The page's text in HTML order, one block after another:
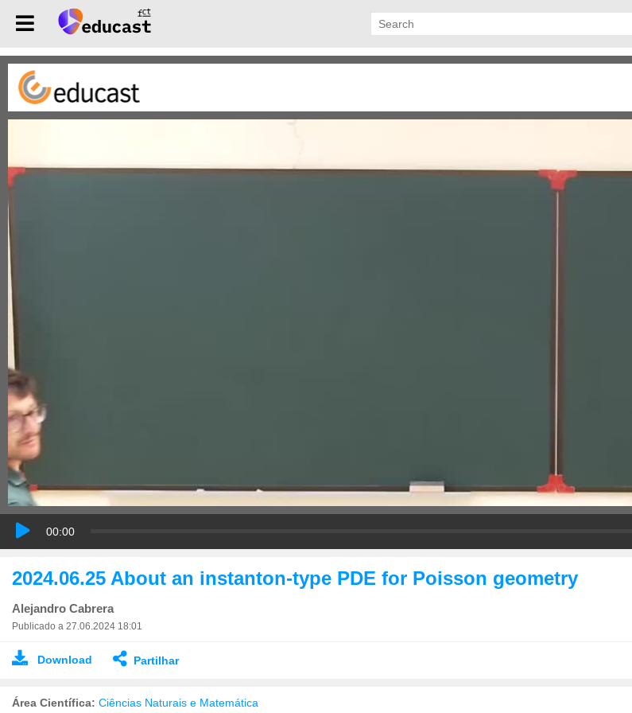
00:00
2024.06.25 About an instanton-type PDE for Poisson geometry
Alejandro Cabrera
Publicado a 27.06.2024 18:01
Download Partilhar
Área Científica: Ciências Naturais e Matemática